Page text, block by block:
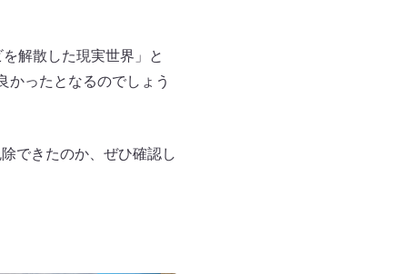
解散した現実世界」と
かったとなるのでしょう
できたのか、ぜひ確認し